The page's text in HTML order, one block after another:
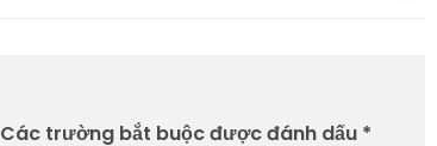
Các trường bắt buộc được đánh dấu *